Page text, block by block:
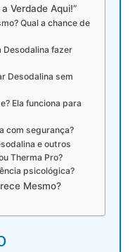
Verdade Aqui!”
Qual a chance de
Desodalina fazer
Desodalina sem
Ela funciona para
com segurança?
e outros
Therma Pro?
psicológica?
Mesmo?